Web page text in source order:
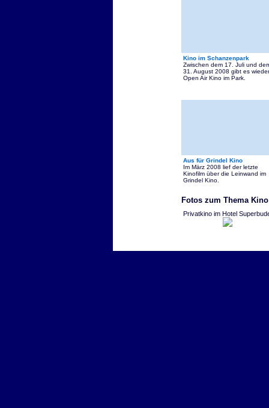
Kino im Schanzenpark
Zwischen dem 17. Juli und
31. August 2008 gibt es wieder
Open Air Kino im Park.
Aus für Grindel Kino
Im März 2008 lief der letzte
Kinofilm über die Leinwand im
Grindel Kino.
Fotos zum Thema Kino
Privatkino im Hotel